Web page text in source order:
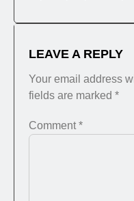
LEAVE A REPLY
Your email address
fields are marked *
Comment*